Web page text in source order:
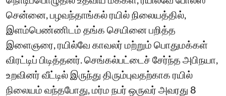
சென்னை, பழவந்தாங்கல் ரயில் நிலையத்தில்,
இளம்பெண்ணிடம் தங்க செயினை பறித்த
இளைஞரை, ரயில்வே காவலர் மற்றும் பொதுமக்கள்
விரட்டிப் பிடித்தனர். செங்கல்பட்டைச் சேர்ந்த அபிநயா,
உறவினர் வீட்டில் இருந்து திரும்புவதற்காக ரயில்
நிலையம் வந்தபோது, மர்ம நபர் ஒருவர் அவரது 8